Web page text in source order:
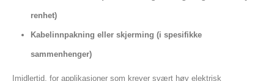
renhet)
Kabelinnpakning eller skjerming (i spesifikke
sammenhenger)
Imidlertid, for applikasjoner som krever svært høy elektrisk